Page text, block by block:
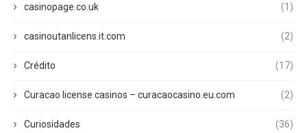
casinopage.co.uk (1)
casinoutanlicens.it.com (2)
Crédito (17)
Curacao license casinos – curacaocasino.eu.com (2)
Curiosidades (36)